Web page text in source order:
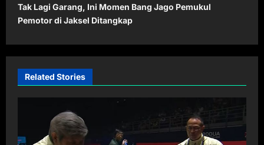
n
a
v
g
a
i
Tak Lagi Garang, Ini Momen Bang Jago Pemukul
Pemotor di Jaksel Ditangkap
Related Stories